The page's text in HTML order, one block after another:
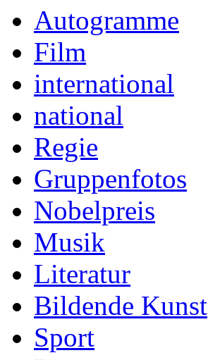
Autogramme
Film
international
national
Regie
Gruppenfotos
Nobelpreis
Musik
Literatur
Bildende Kunst
Sport